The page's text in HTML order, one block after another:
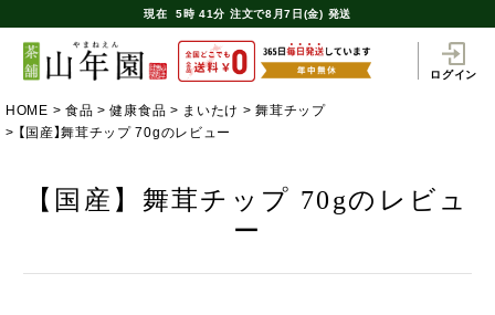
現在 5時 41分 注文で8月7日(金) 発送
ログイン
HOME 食品 健康食品 まいたけ
舞茸チップ
【国産】舞茸チップ 70gのレビュー
【国産】舞茸チップ 70gのレビュ
ー